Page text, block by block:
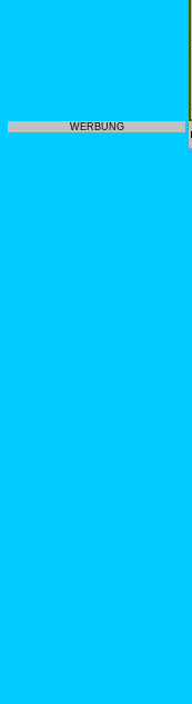
WERBUNG